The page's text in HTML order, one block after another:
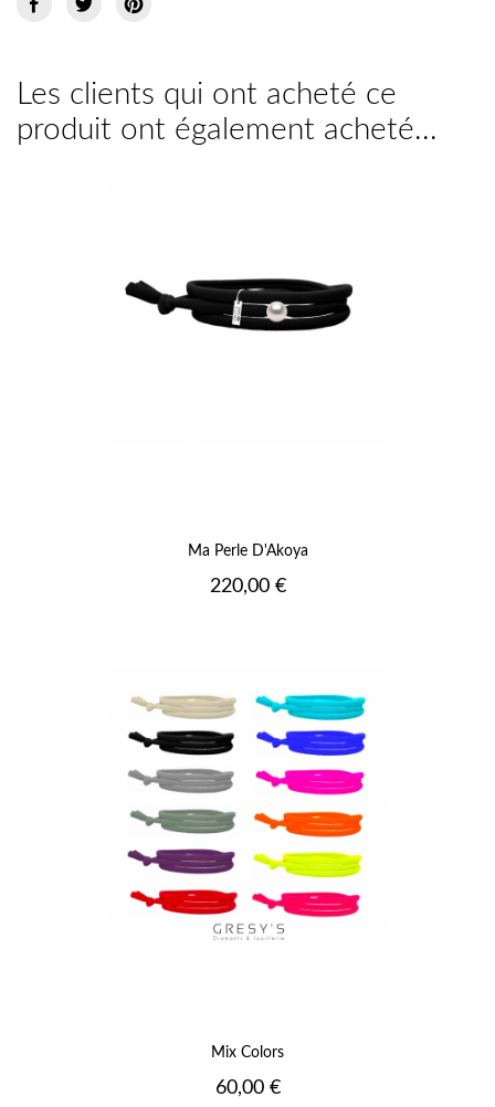
Les clients qui ont acheté ce
produit ont également acheté...
Ma Perle D'Akoya
Prix
220,00 €
Mix Colors
Prix
60,00 €